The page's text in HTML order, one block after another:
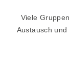
Viele
Austausch